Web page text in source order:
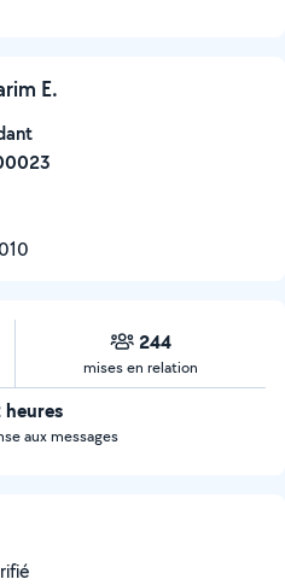
E.
244
mises en relation
heures
aux messages